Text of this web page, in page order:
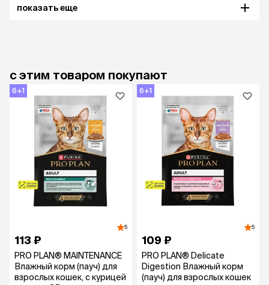
показать еще
с этим товаром покупают
6+1
5
113 ₽
PRO PLAN® MAINTENANCE
Влажный корм (пауч) для
взрослых кошек, с курицей
6+1
5
109 ₽
PRO PLAN® Delicate
Digestion Влажный корм
(пауч) для взрослых кошек